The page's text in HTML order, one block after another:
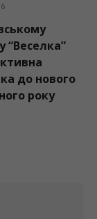
Пластуни
Бурштинської
громади
у
«Гарт-2026»